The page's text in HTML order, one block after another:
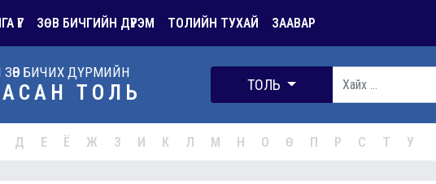
ҮГ ЗӨВ БИЧГИЙН ДҮРЭМ ТОЛИЙН ТУХАЙ ЗААВАР
БИЧИХ ДҮРМИЙН
ТОЛЬ ТОЛЬ
Д Е Ё Ж З И К Л М Н О Ө П Р С Т У